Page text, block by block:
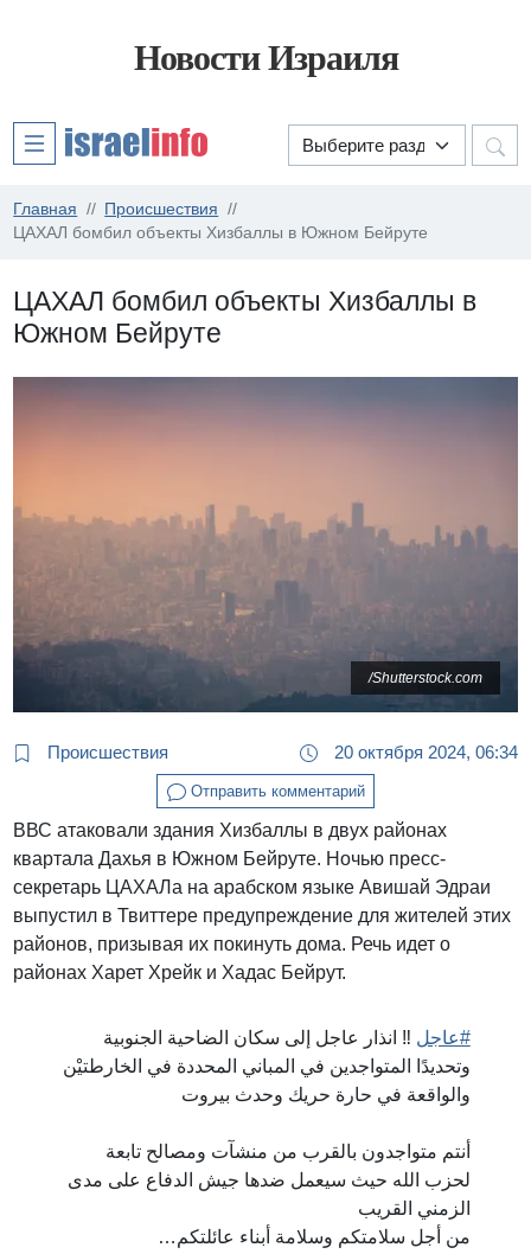
Новости Израиля
Главная
Происшествия
ЦАХАЛ бомбил объекты Хизбаллы в Южном Бейруте
ЦАХАЛ бомбил объекты Хизбаллы в
Южном Бейруте
/Shutterstock.com
Происшествия 20 октября 2024, 06:34
Отправить комментарий
ВВС атаковали здания Хизбаллы в двух районах
квартала Дахья в Южном Бейруте. Ночью пресс-
секретарь ЦАХАЛа на арабском языке Авишай Эдраи
выпустил в Твиттере предупреждение для жителей этих
районов, призывая их покинуть дома. Речь идет о
районах Харет Хрейк и Хадас Бейрут.
#عاجل ‼️ انذار عاجل إلى سكان الضاحية الجنوبية
وتحديدًا المتواجدين في المباني المحددة في الخارطتيْن
والواقعة في حارة حريك وحدث بيروت
أنتم متواجدون بالقرب من منشآت ومصالح تابعة
لحزب الله حيث سيعمل ضدها جيش الدفاع على مدى
الزمني القريب
من أجل سلامتكم وسلامة أبناء عائلتكم…